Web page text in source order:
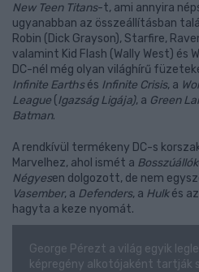
New Teen Titans-t, ami annyira
ugyanabban az összeállításban
Robin (Dick Grayson), Starfire,
valamint Kid Flash (Wally West) és
DC-nél még olyan világhírű
Infinite Earths és Infinite Crisis, a
League (Igazság Ligája), a Green
Batman.
A rendkívül termékeny DC-s
Marvelhez, ahol ismét a Bosszúállók
Négyesen dolgozott, de nem
Vasember, a Defenders, a Hulkés az
hagyta a keze nyomát.
George Pérezt a világ egyik
képregény alkotójaként tartják